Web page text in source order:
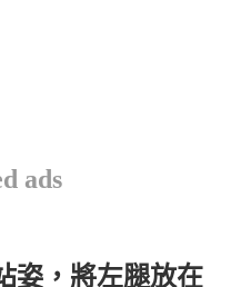
ads
姿，將左腿放在